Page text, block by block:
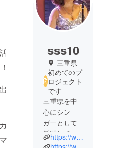
sss10
三重県
初めてのプ
ロジェクト
です
三重県を中
心にシン
ガーとして
活躍してい
ます。幅広
https://www.instagram.com/retro_cafe_singer?igsh=anBhbjlocnloeG5j&utm_source=qr